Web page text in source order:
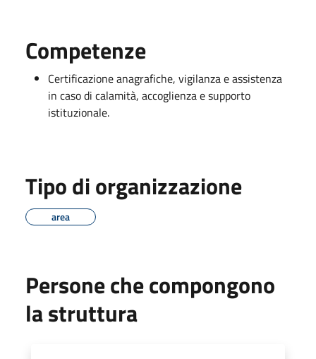
Competenze
Certificazione anagrafiche, vigilanza e assistenza
in caso di calamità, accoglienza e supporto
istituzionale.
Tipo di organizzazione
area
Persone che compongono
la struttura